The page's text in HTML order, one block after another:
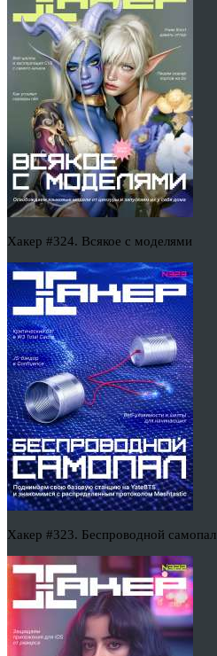
Хакер #324. Всякое с моделями
Хакер #323. Беспроводной самопал